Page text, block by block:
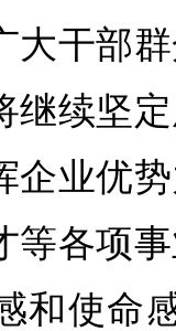
大干部
继续坚
企业优
等各项
和使命